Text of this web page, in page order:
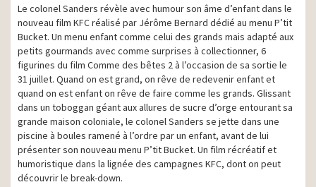
Le colonel Sanders révèle avec humour son âme d’enfant dans le
nouveau film KFC réalisé par Jérôme Bernard dédié au menu P’tit
Bucket. Un menu enfant comme celui des grands mais adapté aux
petits gourmands avec comme surprises à collectionner, 6
figurines du film Comme des bêtes 2 à l’occasion de sa sortie le
31 juillet. Quand on est grand, on rêve de redevenir enfant et
quand on est enfant on rêve de faire comme les grands. Glissant
dans un toboggan géant aux allures de sucre d’orge entourant sa
grande maison coloniale, le colonel Sanders se jette dans une
piscine à boules ramené à l’ordre par un enfant, avant de lui
présenter son nouveau menu P’tit Bucket. Un film récréatif et
humoristique dans la lignée des campagnes KFC, dont on peut
découvrir le break-down.